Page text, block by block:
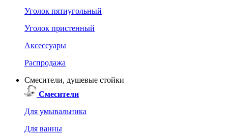
Уголок пятиугольный
Уголок пристенный
Аксессуары
Распродажа
Смесители, душевые стойки
Смесители
Для умывальника
Для ванны